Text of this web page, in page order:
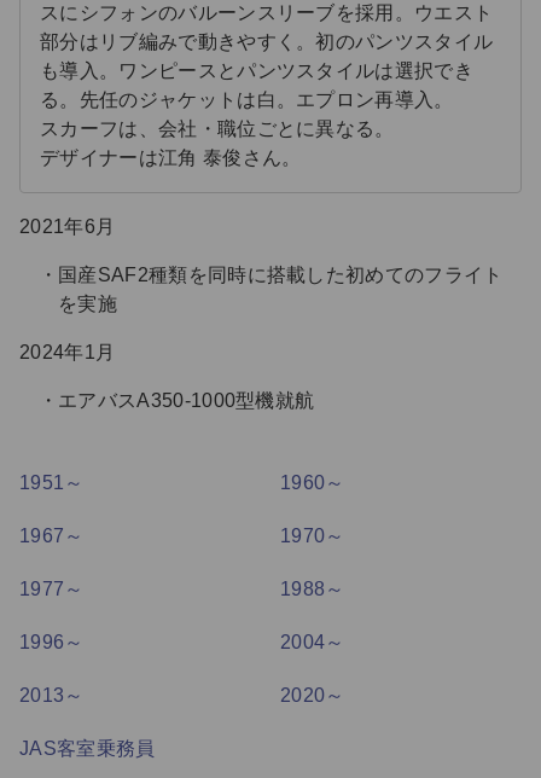
スにシフォンのバルーンスリーブを採用。ウエスト
部分はリブ編みで動きやすく。初のパンツスタイル
も導入。ワンピースとパンツスタイルは選択でき
る。先任のジャケットは白。エプロン再導入。
スカーフは、会社・職位ごとに異なる。
デザイナーは江角 泰俊さん。
2021年6月
国産SAF2種類を同時に搭載した初めてのフライト
を実施
2024年1月
エアバスA350-1000型機就航
1951～ 1960～
1967～ 1970～
1977～ 1988～
1996～ 2004～
2013～ 2020～
JAS客室乗務員